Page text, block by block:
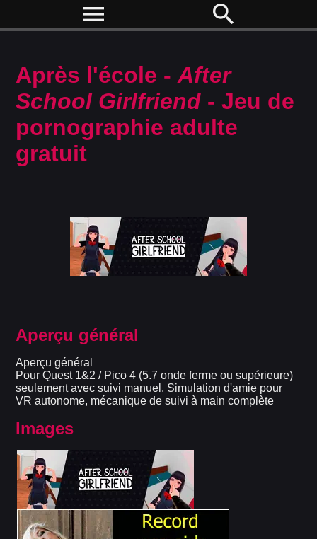
menu search
Après l'école -After
School Girlfriend - Jeu de
pornographie adulte
gratuit
Aperçu général
Aperçu général
Pour Quest 1&2 / Pico 4 (5.7 onde ferme ou supérieure)
seulement avec suivi manuel. Simulation d'amie pour
VR autonome, mécanique de suivi à main complète
Images